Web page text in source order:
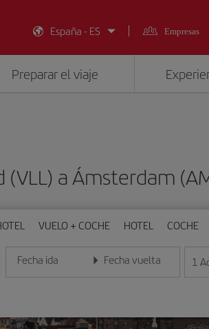
España - ES
Empresas
Preparar el viaje
(VLL) a Ámsterdam
VUELO + COCHE HOTEL COCHE
Fecha ida
Introduce la fecha en formato día/mes/año
Fecha vuelta
Introduce la fecha en 1